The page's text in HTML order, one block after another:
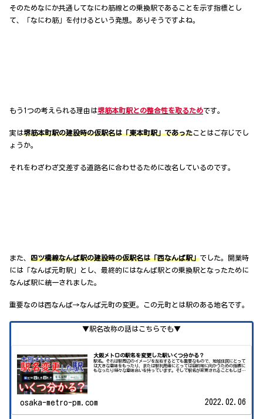
そのためなにか共通してなにわ筋線との乗換駅であることを示す指標とし
て、「なにわ筋」を付けるという発想。ありそうですよね。
もう1つの考えられる理由は堺筋本町駅との整合性を取るためです。
実は堺筋本町駅の建設時の仮駅名は「東本町駅」であったことはご存じでし
ょうか。
それをわざわざ交差する道路名に合わせるために改名しているのです。
また、 四ツ橋線なんば駅の建設時の仮駅名は「西なんば駅」でした。開業時
には「なんば元町駅」とし、最終的にはなんば駅との乗換駅となったために
なんば駅に統一されました。
重要なのは西なんば→なんば元町の変更。この元町とは駅のある地名です。
▼駅名改称の話はこちらでも▼
大阪メトロの駅名を変更した駅いくつ分かる？
駅名。それは駅周辺のイメージを左右するとても重要なもので、地域住民にとって
は大きな意味をもったり、または駅利用者にとっては目的地に向かうための指標に
もなったり様々な意味合いを持っています。そして駅名が変更されることもしばし
osaka-metro-pm.com 2022.02.06